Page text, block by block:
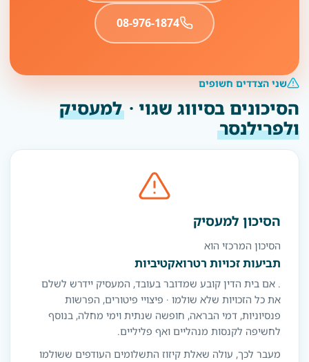
08-976-1874
שני הצדדים חשופים
הסיכונים בסיווג שגוי · למעסיק
ולפרילנסר
הסיכון למעסיק
הסיכון המרכזי הוא
תביעות זכויות רטרואקטיביות
. אם בית הדין קובע שמדובר בעובד, המעסיק יידרש לשלם
את כל הזכויות שלא שולמו · פיצויי פיטורים, הפרשות
פנסיוניות, דמי הבראה, חופשה שנתית וימי מחלה, בנוסף
לחשיפה לקנסות מנהליים ואף פליליים.
מעבר לכך, עולה שאלת קיזוז התשלומים העודפים ששולמו